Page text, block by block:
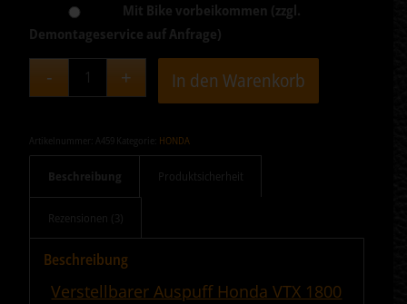
Mit Bike vorbeikommen (zzgl.
Demontageservice auf Anfrage)
In den Warenkorb
Artikelnummer: A459 Kategorie: HONDA
Beschreibung Produktsicherheit
Rezensionen (3)
Beschreibung
Verstellbarer Auspuff Honda VTX 1800